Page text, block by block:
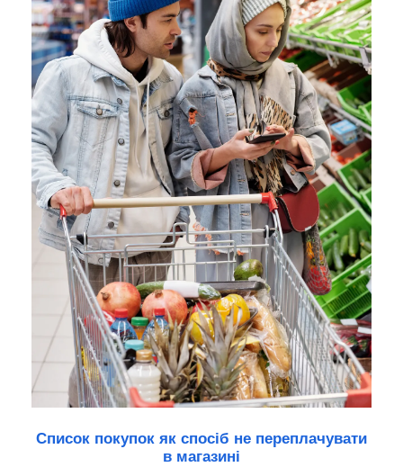
Список покупок як спосіб не переплачувати
в магазині